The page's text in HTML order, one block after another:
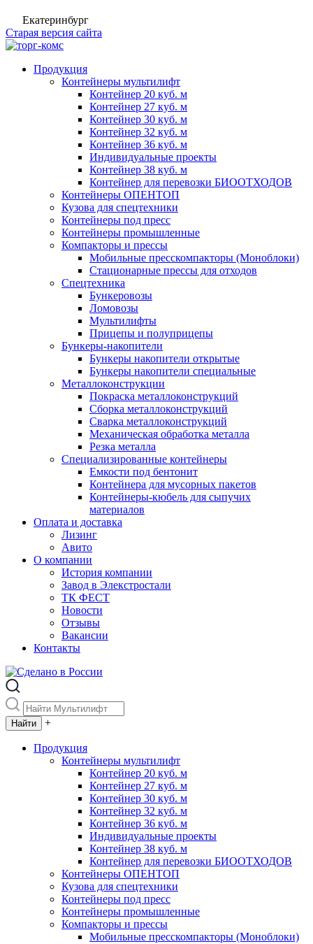
Екатеринбург
Старая версия сайта
Продукция
Контейнеры мультилифт
Контейнер 20 куб. м
Контейнер 27 куб. м
Контейнер 30 куб. м
Контейнер 32 куб. м
Контейнер 36 куб. м
Индивидуальные проекты
Контейнер 38 куб. м
Контейнер для перевозки БИООТХОДОВ
Контейнеры ОПЕНТОП
Кузова для спецтехники
Контейнеры под пресс
Контейнеры промышленные
Компакторы и прессы
Мобильные пресскомпакторы (Моноблоки)
Стационарные прессы для отходов
Спецтехника
Бункеровозы
Ломовозы
Мультилифты
Прицепы и полуприцепы
Бункеры-накопители
Бункеры накопители открытые
Бункеры накопители специальные
Металлоконструкции
Покраска металлоконструкций
Сборка металлоконструкций
Сварка металлоконструкций
Механическая обработка металла
Резка металла
Специализированные контейнеры
Емкости под бентонит
Контейнера для мусорных пакетов
Контейнеры-кюбель для сыпучих
материалов
Оплата и доставка
Лизинг
Авито
О компании
История компании
Завод в Элекстростали
ТК ФЕСТ
Новости
Отзывы
Вакансии
Контакты
+
Продукция
Контейнеры мультилифт
Контейнер 20 куб. м
Контейнер 27 куб. м
Контейнер 30 куб. м
Контейнер 32 куб. м
Контейнер 36 куб. м
Индивидуальные проекты
Контейнер 38 куб. м
Контейнер для перевозки БИООТХОДОВ
Контейнеры ОПЕНТОП
Кузова для спецтехники
Контейнеры под пресс
Контейнеры промышленные
Компакторы и прессы
Мобильные пресскомпакторы (Моноблоки)